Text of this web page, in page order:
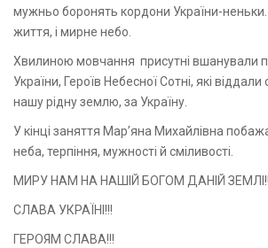
мужньо боронять кордони України-
життя, і мирне небо.
Хвилиною мовчання присутні вшанували
України, Героїв Небесної Сотні, які
нашу рідну землю, за Україну.
У кінці заняття Мар’яна Михайлівна
неба, терпіння, мужності й сміливості.
МИРУ НАМ НА НАШІЙ БОГОМ ДАНІЙ
СЛАВА УКРАЇНІ!!!
ГЕРОЯМ СЛАВА!!!